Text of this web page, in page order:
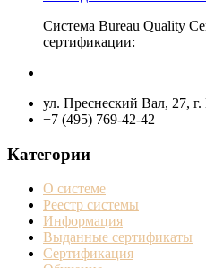
Система Bureau Quality
сертификации:
ул. Преснеский Вал, 27,
+7 (495) 769-42-42
Категории
О системе
Реестр системы
Информация
Выданные сертификаты
Сертификация